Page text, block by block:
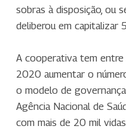
sobras à disposição, ou
deliberou em capitalizar
A cooperativa tem
2020 aumentar o
o modelo de
Agência Nacional de
com mais de 20 mil